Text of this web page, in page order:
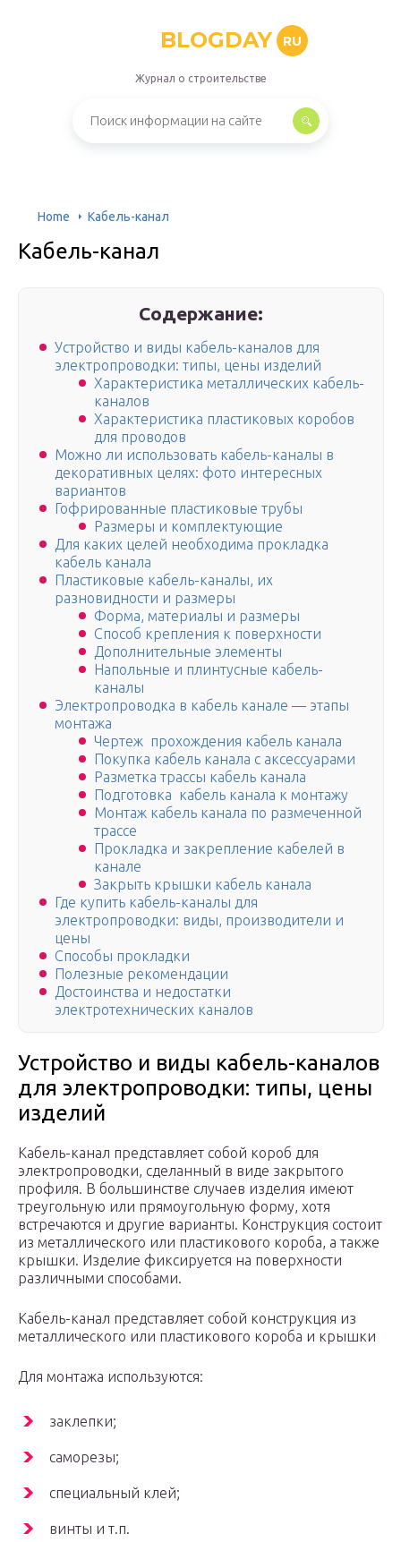
BLOGDAY RU
Журнал о строительстве
Home Кабель-канал
Кабель-канал
Содержание:
Устройство и виды кабель-каналов для
электропроводки: типы, цены изделий
Характеристика металлических кабель-
каналов
Характеристика пластиковых коробов
для проводов
Можно ли использовать кабель-каналы в
декоративных целях: фото интересных
вариантов
Гофрированные пластиковые трубы
Размеры и комплектующие
Для каких целей необходима прокладка
кабель канала
Пластиковые кабель-каналы, их
разновидности и размеры
Форма, материалы и размеры
Способ крепления к поверхности
Дополнительные элементы
Напольные и плинтусные кабель-
каналы
Электропроводка в кабель канале — этапы
монтажа
Чертеж прохождения кабель канала
Покупка кабель канала с аксессуарами
Разметка трассы кабель канала
Подготовка кабель канала к монтажу
Монтаж кабель канала по размеченной
трассе
Прокладка и закрепление кабелей в
канале
Закрыть крышки кабель канала
Где купить кабель-каналы для
электропроводки: виды, производители и
цены
Способы прокладки
Полезные рекомендации
Достоинства и недостатки
электротехнических каналов
Устройство и виды кабель-каналов
для электропроводки: типы, цены
изделий
Кабель-канал представляет собой короб для
электропроводки, сделанный в виде закрытого
профиля. В большинстве случаев изделия имеют
треугольную или прямоугольную форму, хотя
встречаются и другие варианты. Конструкция состоит
из металлического или пластикового короба, а также
крышки. Изделие фиксируется на поверхности
различными способами.
Кабель-канал представляет собой конструкция из
металлического или пластикового короба и крышки
Для монтажа используются:
заклепки;
саморезы;
специальный клей;
винты и т.п.